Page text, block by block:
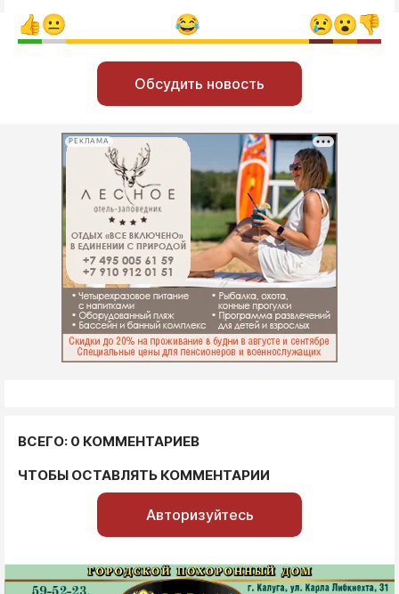
Обсудить новость
РЕКЛАМА
ВСЕГО: 0 КОММЕНТАРИЕВ
ЧТОБЫ ОСТАВЛЯТЬ КОММЕНТАРИИ
Авторизуйтесь